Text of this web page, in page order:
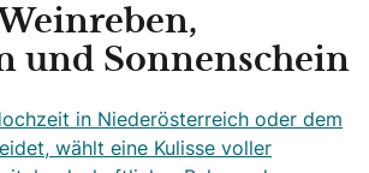
und Sonnenschein
in Niederösterreich oder dem
wählt eine Kulisse voller